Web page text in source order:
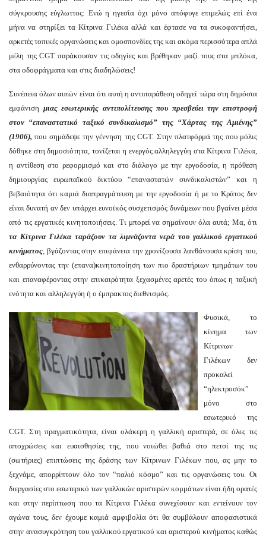
σύγκρουσης εύγλωττος: Ενώ η ηγεσία όχι μόνο απόφυγε επιμελώς επί ένα
μήνα να στηρίξει τα Κίτρινα Γιλέκα αλλά και έφτασε να τα συκοφαντήσει,
αρκετές τοπικές οργανώσεις και ομοσπονδίες της και ακόμα περισσότερα απλά
μέλη της CGT παράκουσαν τις οδηγίες και βρέθηκαν μαζί τους στα μπλόκα,
στα οδοφράγματα και στις διαδηλώσεις!
Συνέπεια όλων αυτών είναι ότι αυτή η αντιπαράθεση οδηγεί τώρα στη δημόσια
εμφάνιση μιας εσωτερικής αντιπολίτευσηςπου πρεσβεύει την επιστροφή
στον “επαναστατικό ταξικό συνδικαλισμό” της “Χάρτας της Αμιένης”
(1906), που σημάδεψε την γέννηση της CGT. Στην πλατφόρμά της που μόλις
δόθηκε στη δημοσιότητα, τονίζεται η ενεργός αλληλεγγύη στα Κίτρινα Γιλέκα,
η αντίθεση στο ρεφορμισμό και στο διάλογο με την εργοδοσία, η πρόθεση
δημιουργίας ευρωπαϊκού δικτύου “επαναστατών συνδικαλιστών” και η
βεβαιότητα ότι καμιά διαπραγμάτευση με την εργοδοσία ή με το Κράτος δεν
είναι δυνατή αν δεν υπάρχει ευνοϊκός συσχετισμός δυνάμεων που βγαίνει μέσα
από τις εργατικές κινητοποιήσεις. Τι μπορεί να σημαίνουν όλα αυτά; Μα, ότι
τα Κίτρινα Γιλέκα ταράζουν τα λιμνάζοντα νερά του γαλλικού εργατικού
κινήματος , βγάζοντας στην επιφάνεια την χρονίζουσα λανθάνουσα κρίση του,
ενθαρρύνοντας την (επανα)κινητοποίηση των πιο δραστήριων τμημάτων του
και επαναφέροντας στην επικαιρότητα ξεχασμένες αρετές του όπως η ταξική
ενότητα και αλληλεγγύη ή ο έμπρακτος διεθνισμός.
Φυσικά, το
κίνημα των
Κίτρινων
Γιλέκων δεν
προκαλεί
“ηλεκτροσόκ”
μόνο στο
εσωτερικό της
CGT. Στη πραγματικότητα, είναι ολάκερη η γαλλική αριστερά, σε όλες τις
αποχρώσεις και ευαισθησίες της, που νοιώθει βαθιά στο πετσί της τις
(σωτήριες) επιπτώσεις της δράσης των Κίτρινων Γιλέκων που, ας μην το
ξεχνάμε, απορρίπτουν όλο τον “παλιό κόσμο” και τις οργανώσεις του. Οι
διεργασίες στο εσωτερικό των γαλλικών αριστερών κομμάτων είναι ήδη ορατές
και στην περίπτωση που τα Κίτρινα Γιλέκα συνεχίσουν και εντείνουν τον
αγώνα τους, δεν έχουμε καμιά αμφιβολία ότι θα συμβάλουν αποφασιστικά
στην ανασυγκρότηση του γαλλικού εργατικού και αριστερού κινήματος καθώς